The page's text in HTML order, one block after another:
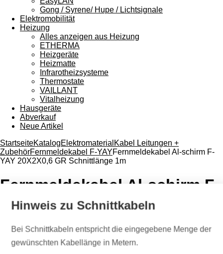
Gong / Syrene/ Hupe / Lichtsignale
Elektromobilität
Heizung
Alles anzeigen aus Heizung
ETHERMA
Heizgeräte
Heizmatte
Infrarotheizsysteme
Thermostate
VAILLANT
Vitalheizung
Hausgeräte
Abverkauf
Neue Artikel
StartseiteKatalogElektromaterial Kabel Leitungen +
ZubehörFernmeldekabel F-YAYFernmeldekabel Al-schirm F-
YAY 20X2X0,6 GR Schnittlänge 1m
Fernmeldekabel Al-schirm F-
YAY 20X2X0,6 GR
Schnittlänge 1m
Bewertungen:(3)| Rezension schreiben
Hinweis zu Schnittkabeln
Bei Schnittkabeln entspricht die eingegebene Menge der
gewünschten Kabellänge in Metern.